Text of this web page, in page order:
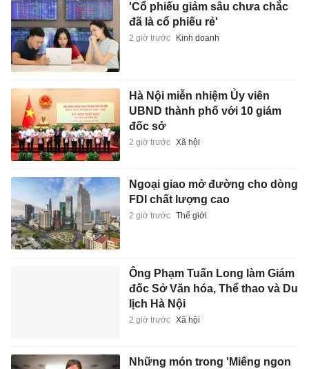
'Cổ phiếu giảm sâu chưa chắc
đã là cổ phiếu rẻ'
2 giờ trước Kinh doanh
Hà Nội miễn nhiệm Ủy viên
UBND thành phố với 10 giám
đốc sở
2 giờ trước Xã hội
Ngoại giao mở đường cho dòng
FDI chất lượng cao
2 giờ trước Thế giới
Ông Phạm Tuấn Long làm Giám
đốc Sở Văn hóa, Thể thao và Du
lịch Hà Nội
2 giờ trước Xã hội
Những món trong 'Miếng ngon